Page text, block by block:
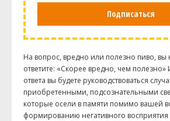
Подписаться
На вопрос, вредно или полезно пиво, вы
ответите: «Скорее вредно, чем
ответа вы будете руководствоваться
приобретенными, подсознательными
которые осели в памяти помимо вашей
формированию негативного